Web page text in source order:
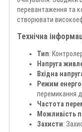
перевантаження та
створювати
Технічна
Тип:
Напруга
Вхідна
Режим
перемикання
Частота
Можливість
Захисти: